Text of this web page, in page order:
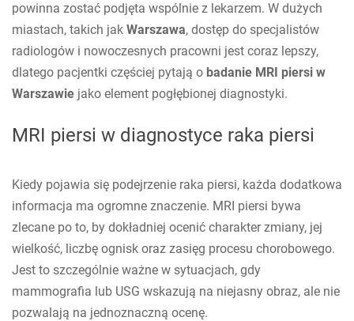
powinna zostać podjęta wspólnie z lekarzem. W dużych
miastach, takich jak Warszawa, dostęp do specjalistów
radiologów i nowoczesnych pracowni jest coraz lepszy,
dlatego pacjentki częściej pytają o badanie MRI piersi w
Warszawie jako element pogłębionej diagnostyki.
MRI piersi w diagnostyce raka piersi
Kiedy pojawia się podejrzenie raka piersi, każda dodatkowa
informacja ma ogromne znaczenie. MRI piersi bywa
zlecane po to, by dokładniej ocenić charakter zmiany, jej
wielkość, liczbę ognisk oraz zasięg procesu chorobowego.
Jest to szczególnie ważne w sytuacjach, gdy
mammografia lub USG wskazują na niejasny obraz, ale nie
pozwalają na jednoznaczną ocenę.